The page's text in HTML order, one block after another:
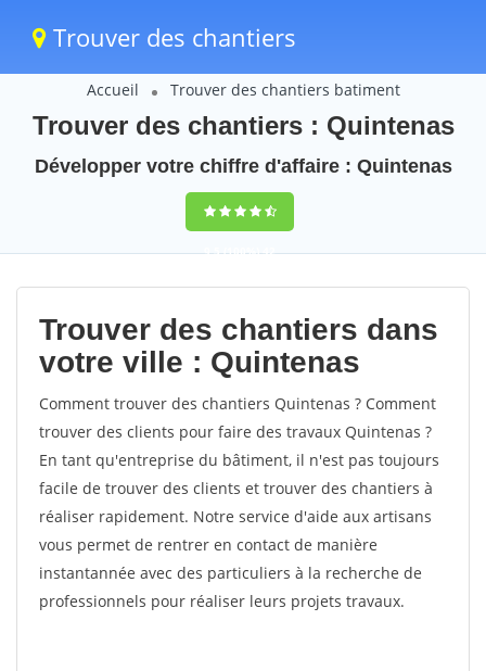
Trouver des chantiers
Accueil Trouver des chantiers batiment
Trouver des chantiers : Quintenas
Développer votre chiffre d'affaire : Quintenas
9,5(100%)42
votes
Trouver des chantiers dans
votre ville : Quintenas
Comment trouver des chantiers Quintenas ? Comment
trouver des clients pour faire des travaux Quintenas ?
En tant qu'entreprise du bâtiment, il n'est pas toujours
facile de trouver des clients et trouver des chantiers à
réaliser rapidement. Notre service d'aide aux artisans
vous permet de rentrer en contact de manière
instantannée avec des particuliers à la recherche de
professionnels pour réaliser leurs projets travaux.